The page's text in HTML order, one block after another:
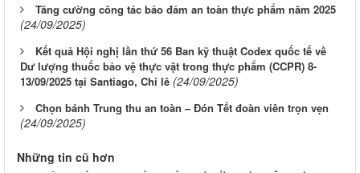
Tăng cường công tác bảo đảm an toàn thực phẩm năm 2025
(24/09/2025)
Kết quả Hội nghị lần thứ 56 Ban kỹ thuật Codex quốc tế về
Dư lượng thuốc bảo vệ thực vật trong thực phẩm (CCPR) 8-
13/09/2025 tại Santiago, Chi lê (24/09/2025)
Chọn bánh Trung thu an toàn – Đón Tết đoàn viên trọn vẹn
(24/09/2025)
Những tin cũ hơn